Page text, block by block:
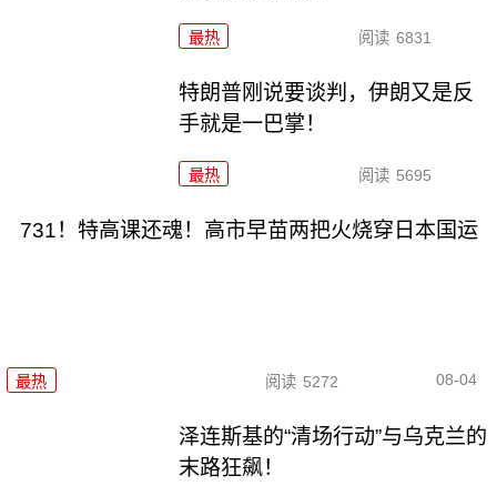
最热 阅读 6831
特朗普刚说要谈判，伊朗又是反
手就是一巴掌！
最热 阅读 5695
731！特高课还魂！高市早苗两把火烧穿日本国运
最热 阅读 5272 08-04
泽连斯基的“清场行动”与乌克兰的
末路狂飙！